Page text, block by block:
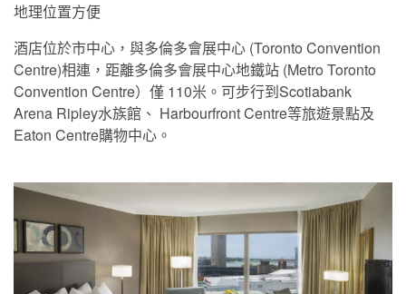
地理位置方便
酒店位於市中心，與多倫多會展中心 (Toronto Convention
Centre)相連，距離多倫多會展中心地鐵站 (Metro Toronto
Convention Centre）僅 110米。可步行到Scotiabank
Arena Ripley水族館、 Harbourfront Centre等旅遊景點及
Eaton Centre購物中心。